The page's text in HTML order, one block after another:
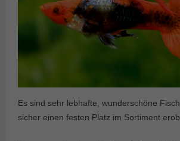
Es sind sehr lebhafte, wunderschöne
sicher einen festen Platz im Sortiment